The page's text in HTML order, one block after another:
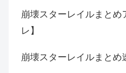
崩壊スターレイルまとめ
レ】
崩壊スターレイルまとめ